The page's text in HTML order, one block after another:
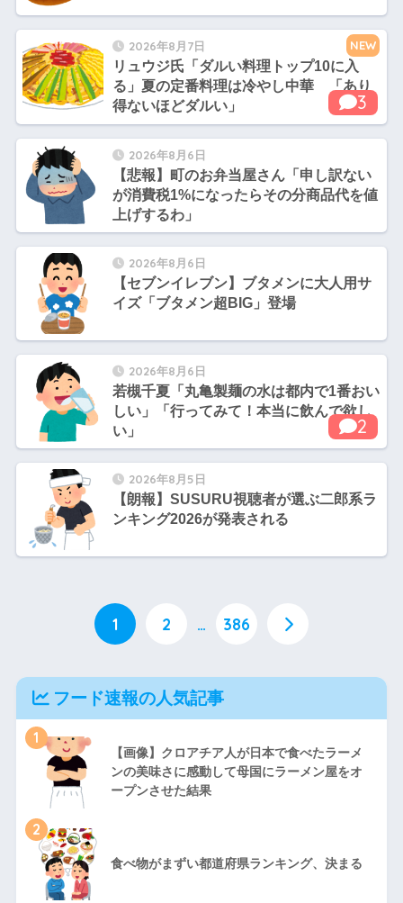
2026年8月7日
リュウジ氏「ダルい料理トップ10に入
る」夏の定番料理は冷やし中華 「あり
得ないほどダルい」
NEW
3
2026年8月6日
【悲報】町のお弁当屋さん「申し訳ない
が消費税1%になったらその分商品代を値
上げするわ」
2026年8月6日
【セブンイレブン】ブタメンに大人用サ
イズ「ブタメン超BIG」登場
2026年8月6日
若槻千夏「丸亀製麺の水は都内で1番おい
しい」「行ってみて！本当に飲んで欲し
い」
2
2026年8月5日
【朗報】SUSURU視聴者が選ぶ二郎系ラ
ンキング2026が発表される
1 2 … 386
フード速報の人気記事
1
【画像】クロアチア人が日本で食べたラーメ
ンの美味さに感動して母国にラーメン屋をオ
ープンさせた結果
2
食べ物がまずい都道府県ランキング、決まる